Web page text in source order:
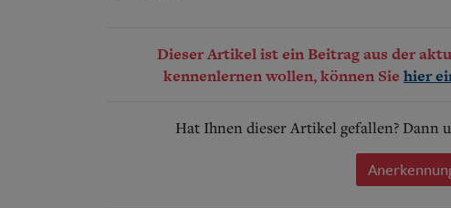
Dieser Artikel ist ein Beitrag aus der
kennenlernen wollen, können Sie hier
Hat Ihnen dieser Artikel gefallen? Dann